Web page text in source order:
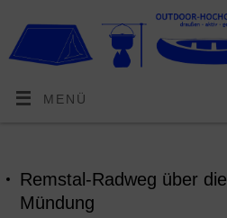
MENÜ
Remstal-Radweg über
Mündung